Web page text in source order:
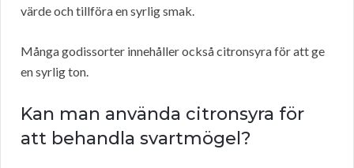
värde och tillföra en syrlig smak.
Många godissorter innehåller också citronsyra för att ge
en syrlig ton.
Kan man använda citronsyra för
att behandla svartmögel?